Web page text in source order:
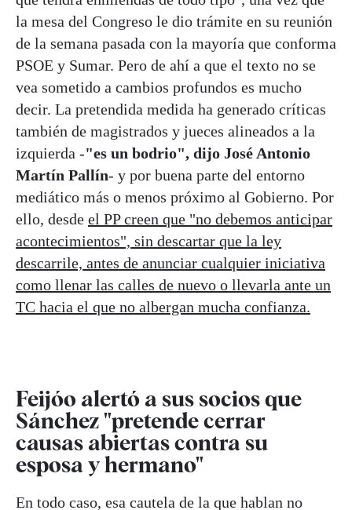
la mesa del Congreso le dio trámite en su reunión
de la semana pasada con la mayoría que conforma
PSOE y Sumar. Pero de ahí a que el texto no se
vea sometido a cambios profundos es mucho
decir. La pretendida medida ha generado críticas
también de magistrados y jueces alineados a la
izquierda -"es un bodrio", dijo José Antonio
Martín Pallín- y por buena parte del entorno
mediático más o menos próximo al Gobierno. Por
ello, desde el PP creen que "no debemos anticipar
acontecimientos", sin descartar que la ley
descarrile, antes de anunciar cualquier iniciativa
como llenar las calles de nuevo o llevarla ante un
TC hacia el que no albergan mucha confianza.
Feijóo alertó a sus socios que
Sánchez "pretende cerrar
causas abiertas contra su
esposa y hermano"
En todo caso, esa cautela de la que hablan no